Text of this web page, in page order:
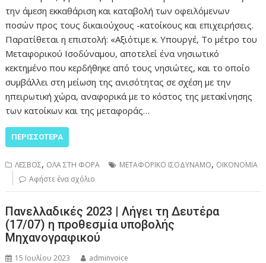
την άμεση εκκαθάριση και καταβολή των οφειλόμενων
ποσών προς τους δικαιούχους -κατοίκους και επιχειρήσεις.
Παρατίθεται η επιστολή: «Αξιότιμε κ. Υπουργέ, Το μέτρο του
Μεταφορικού Ισοδύναμου, αποτελεί ένα νησιωτικό
κεκτημένο που κερδήθηκε από τους νησιώτες, και το οποίο
συμβάλλει στη μείωση της ανισότητας σε σχέση με την
ηπειρωτική χώρα, αναφορικά με το κόστος της μετακίνησης
των κατοίκων και της μεταφοράς…
ΠΕΡΙΣΣΌΤΕΡΑ
ΛΕΣΒΟΣ, ΟΛΑ ΣΤΗ ΦΟΡΑ ΜΕΤΑΦΟΡΙΚΟ ΙΣΟΔΥΝΑΜΟ, ΟΙΚΟΝΟΜΙΑ
Αφήστε ένα σχόλιο
Πανελλαδικές 2023 | Λήγει τη Δευτέρα
(17/07) η προθεσμία υποβολής
Μηχανογραφικού
15 Ιουλίου 2023 adminvoice